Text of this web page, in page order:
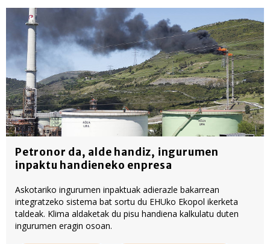
Petronor da, alde handiz, ingurumen
inpaktu handieneko enpresa
Askotariko ingurumen inpaktuak adierazle bakarrean
integratzeko sistema bat sortu du EHUko Ekopol ikerketa
taldeak. Klima aldaketak du pisu handiena kalkulatu duten
ingurumen eragin osoan.